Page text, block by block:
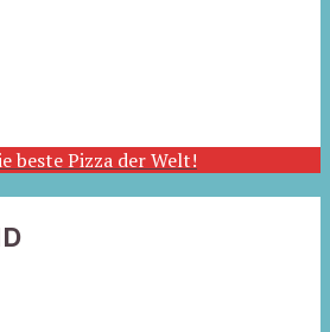
beste Pizza der Welt!